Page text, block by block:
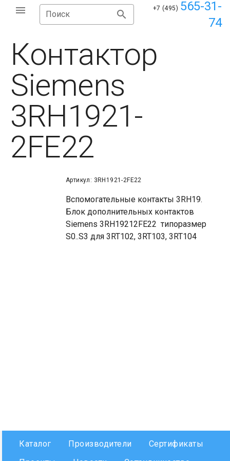
Поиск
+7 (495) 565-31-
74
Контактор
Siemens
3RH1921-
2FE22
Артикул: 3RH1921-2FE22
Вспомогательные контакты 3RH19.
Блок дополнительных контактов
Siemens 3RH19212FE22 типоразмер
S0..S3 для 3RT102, 3RT103, 3RT104
Каталог Производители
Сертификаты